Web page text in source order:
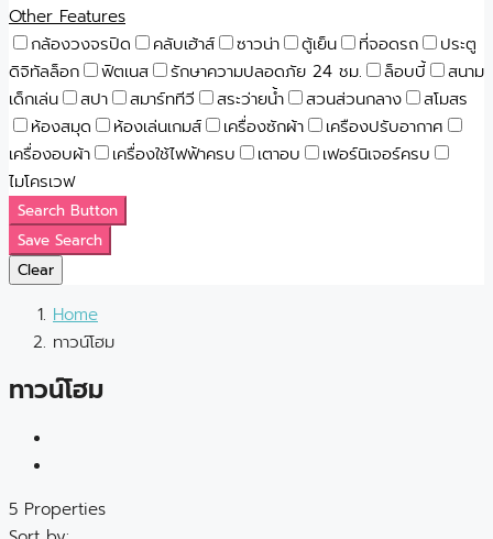
Other Features
กล้องวงจรปิด
คลับเฮ้าส์ ซาวน่า ตู้เย็น ที่จอดรถ
ประตู
ดิจิทัลล็อก
ฟิตเนส รักษาความปลอดภัย 24 ชม. ล็อบบี้
สนาม
เด็กเล่น
สปา สมาร์ททีวี สระว่ายน้ำ สวนส่วนกลาง
สโมสร
ห้องสมุด
ห้องเล่นเกมส์ เครื่องซักผ้า
เครืองปรับอากาศ
เครื่องอบผ้า
เครื่องใช้ไฟฟ้าครบ เตาอบ
เฟอร์นิเจอร์ครบ
ไมโครเวฟ
Search Button
Save Search
Clear
Home
ทาวน์โฮม
ทาวน์โฮม
5 Properties